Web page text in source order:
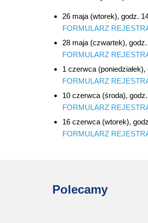
26 maja (wtorek), godz.
FORMULARZ
28 maja (czwartek),
FORMULARZ
1 czerwca (poniedziałek),
FORMULARZ
10 czerwca (środa),
FORMULARZ
16 czerwca (wtorek),
FORMULARZ
Polecamy